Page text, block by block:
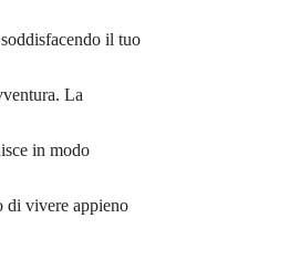
il tuo
La
in modo
di vivere appieno